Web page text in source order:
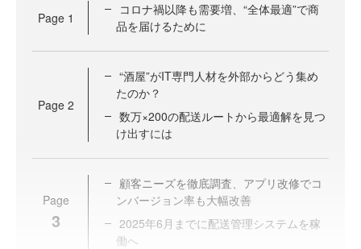
Page 1
コロナ禍以降も需要増、“全体最適”で商
品を届けるために
Page 2
“酒屋”がIT専門人材を外部からどう集め
たのか？
数万×200の配送ルートから最適解を見つ
け出すには
Page
3
顧客ニーズを徹底調査、アプリ改修でコ
ンバージョン率も大幅改善
2025年6月までに配送管理システムを稼
働へ